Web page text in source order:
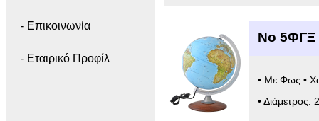
- Επικοινωνία
- Εταιρικό Προφίλ
Νο 5ΦΓΞ
• Με Φως •
•